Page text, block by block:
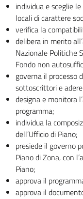
individua e sceglie
locali di carattere
verifica la
delibera in merito
Nazionale Politiche
Fondo non
governa il processo
sottoscrittori e
designa e monitora
programma;
individua la
dell’Ufficio di Piano;
presiede il governo
Piano di Zona, con
Piano;
approva il
approva il